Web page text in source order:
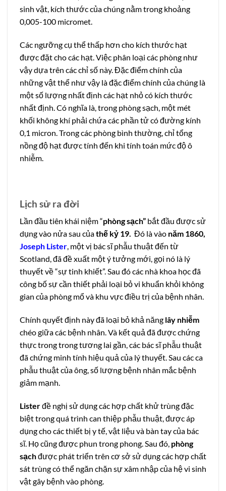
sinh vật, kích thước của chúng nằm trong khoảng
0,005-100 micromet.
Các ngưỡng cụ thể thấp hơn cho kích thước hạt
được đặt cho các hạt. Việc phân loại các phòng như
vậy dựa trên các chỉ số này. Đặc điểm chính của
những vật thể như vậy là đặc điểm chính của chúng là
một số lượng nhất định các hạt nhỏ có kích thước
nhất định. Có nghĩa là, trong phòng sạch, một mét
khối không khí phải chứa các phần tử có đường kính
0,1 micron. Trong các phòng bình thường, chỉ tổng
nồng độ hạt được tính đến khi tính toán mức độ ô
nhiễm.
Lịch sử ra đời
Lần đầu tiên khái niệm “phòng sạch” bắt đầu được sử
dụng vào nửa sau củathế kỷ 19. Đó là vào năm 1860,
Joseph Lister, một vị bác sĩ phẫu thuật đến từ
Scotland, đã đề xuất một ý tưởng mới, gọi nó là lý
thuyết về “sự tinh khiết”. Sau đó các nhà khoa học đã
công bố sự cần thiết phải loại bỏ vi khuẩn khỏi không
gian của phòng mổ và khu vực điều trị của bệnh nhân.
Chính quyết định này đã loại bỏ khả năng lây nhiễm
chéo giữa các bệnh nhân. Và kết quả đã được chứng
thực trong trong tương lai gần, các bác sĩ phẫu thuật
đã chứng minh tính hiệu quả của lý thuyết. Sau các ca
phẫu thuật của ông, số lượng bệnh nhân mắc bệnh
giảm mạnh.
Listerđề nghị sử dụng các hợp chất khử trùng đặc
biệt trong quá trình can thiệp phẫu thuật, được áp
dụng cho các thiết bị y tế, vật liệu và bàn tay của bác
sĩ. Họ cũng được phun trong phong. Sau đó, phòng
sạchđược phát triển trên cơ sở sử dụng các hợp chất
sát trùng có thể ngăn chặn sự xâm nhập của hệ vi sinh
vật gây bệnh vào phòng.